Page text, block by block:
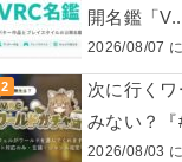
開名鑑「
2026/08/07
次に行く
みない？
2026/08/03